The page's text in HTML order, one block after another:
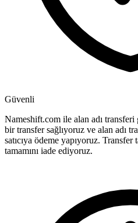
Güvenli
Nameshift.com ile alan adı
bir transfer sağlıyoruz ve alan adı
satıcıya ödeme yapıyoruz. Transfer
tamamını iade ediyoruz.